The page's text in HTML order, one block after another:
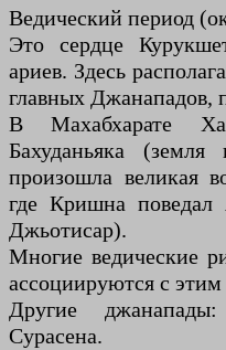
Ведический период
Это сердце
ариев. Здесь
главных Джанападов,
В Махабхарате
Бахуданьяка
произошла великая
где Кришна поведал
Джьотисар).
Многие ведические
ассоциируются с
Другие
Сурасена.